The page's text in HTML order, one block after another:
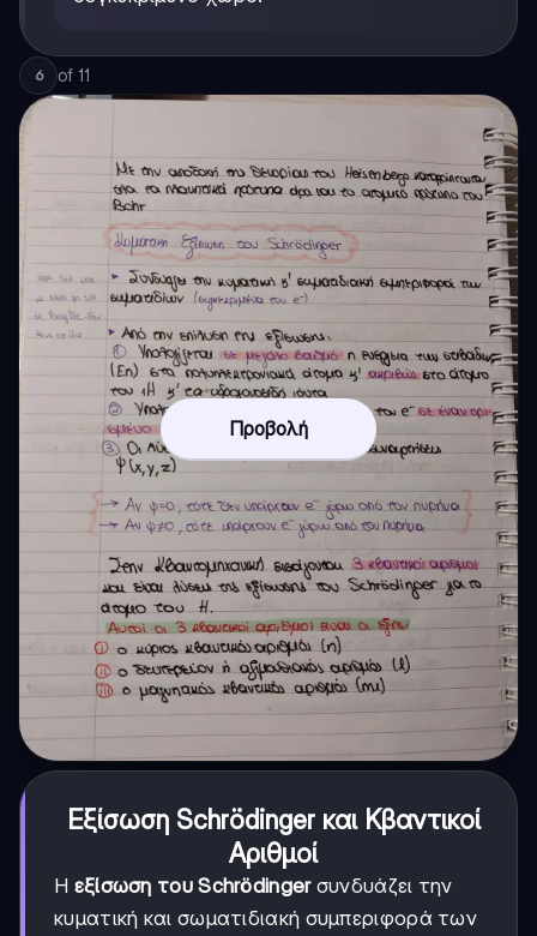
6 of 11
Προβολή
Εξίσωση Schrödinger και Κβαντικοί
Αριθμοί
Η εξίσωση του Schrödingerσυνδυάζει την
κυματική και σωματιδιακή συμπεριφορά των